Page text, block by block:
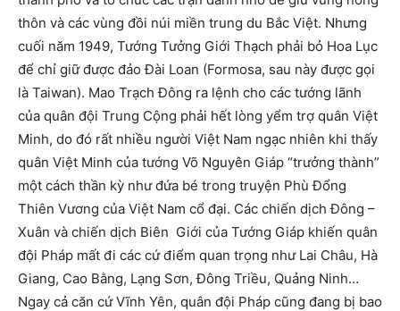
thôn và các vùng đồi núi miền trung du Bắc Việt. Nhưng
cuối năm 1949, Tướng Tưởng Giới Thạch phải bỏ Hoa Lục
để chỉ giữ được đảo Đài Loan (Formosa, sau này được gọi
là Taiwan). Mao Trạch Đông ra lệnh cho các tướng lãnh
của quân đội Trung Cộng phải hết lòng yểm trợ quân Việt
Minh, do đó rất nhiều người Việt Nam ngạc nhiên khi thấy
quân Việt Minh của tướng Võ Nguyên Giáp “trưởng thành”
một cách thần kỳ như đứa bé trong truyện Phù Đổng
Thiên Vương của Việt Nam cổ đại. Các chiến dịch Đông –
Xuân và chiến dịch Biên Giới của Tướng Giáp khiến quân
đội Pháp mất đi các cứ điểm quan trọng như Lai Châu, Hà
Giang, Cao Bằng, Lạng Sơn, Đông Triều, Quảng Ninh…
Ngay cả căn cứ Vĩnh Yên, quân đội Pháp cũng đang bị bao